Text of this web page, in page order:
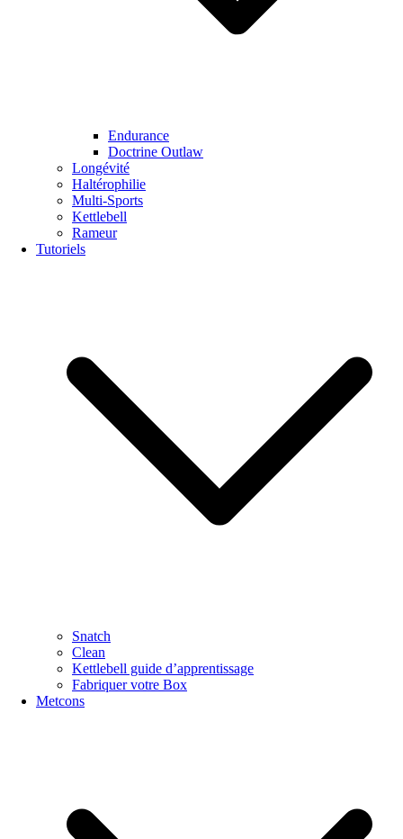
Endurance
Doctrine Outlaw
Longévité
Haltérophilie
Multi-Sports
Kettlebell
Rameur
Tutoriels
Snatch
Clean
Kettlebell guide d’apprentissage
Fabriquer votre Box
Metcons